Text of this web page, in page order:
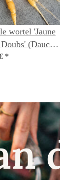
wortel 'Jaune
(Daucus
bio zaad
*